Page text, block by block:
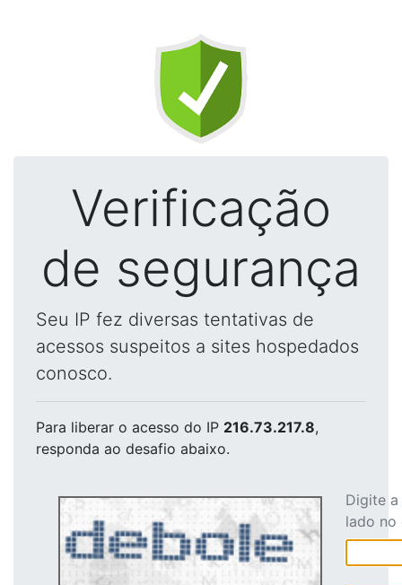
Verificação
de segurança
Seu IP fez diversas tentativas de
acessos suspeitos a sites hospedados
conosco.
Para liberar o acesso do IP 216.73.217.8,
responda ao desafio abaixo.
Digite
lado no